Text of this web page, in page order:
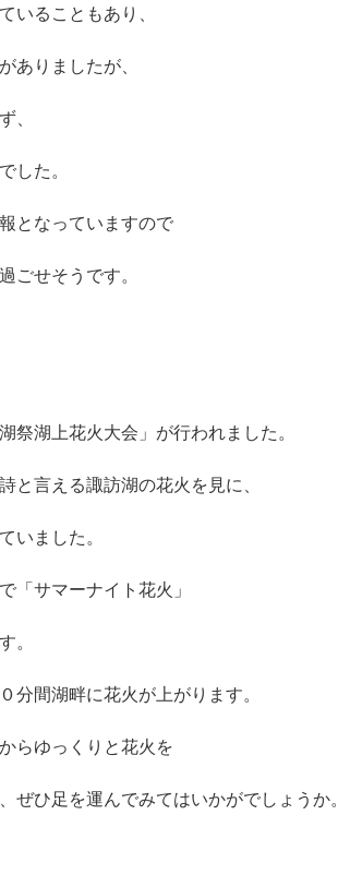
いることもあり、
ありましたが、
、
した。
となっていますので
ごせそうです。
祭湖上花火大会」が行われました。
と言える諏訪湖の花火を見に、
いました。
「サマーナイト花火」
。
分間湖畔に花火が上がります。
らゆっくりと花火を
ぜひ足を運んでみてはいかがでしょうか。